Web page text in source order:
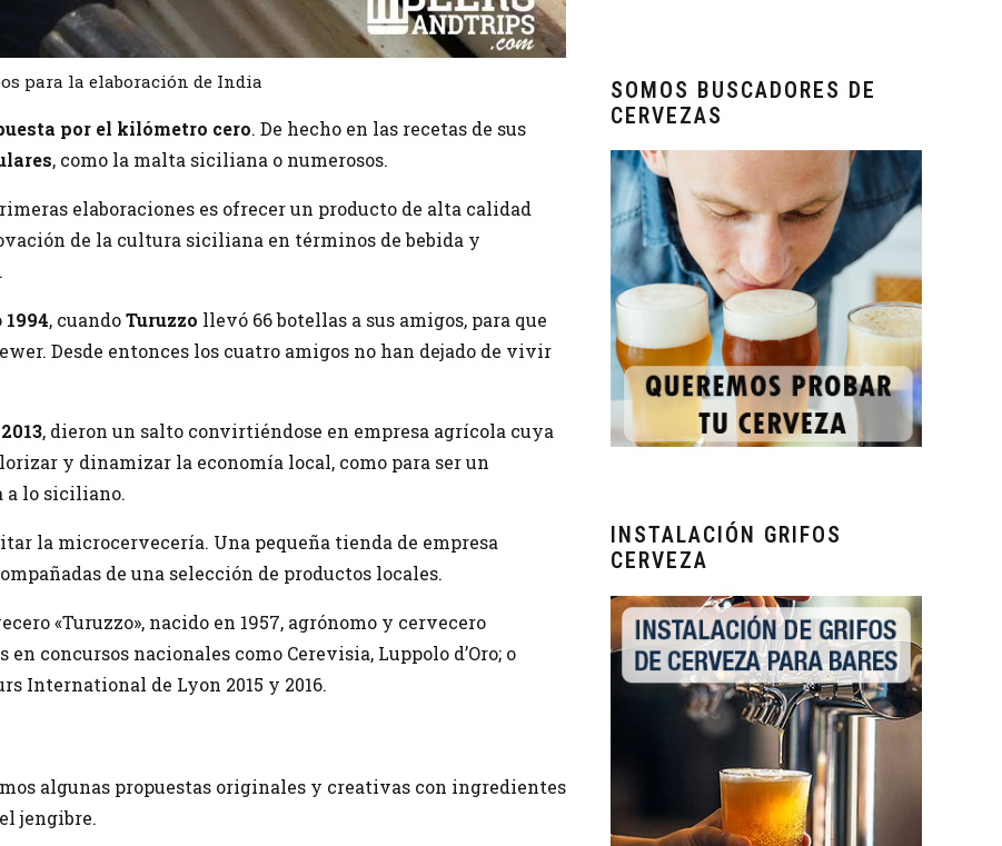
para la elaboración de India
por el kilómetro cero. De hecho en las recetas de sus
, como la malta siciliana o numerosos.
elaboraciones es ofrecer un producto de alta calidad
de la cultura siciliana en términos de bebida y
1994, cuandoTuruzzo llevó 66 botellas a sus amigos, para que
Desde entonces los cuatro amigos no han dejado de vivir
2013, dieron un salto convirtiéndose en empresa agrícola cuya
y dinamizar la economía local, como para ser un
a lo siciliano.
la microcervecería. Una pequeña tienda de empresa
de una selección de productos locales.
«Turuzzo», nacido en 1957, agrónomo y cervecero
concursos nacionales como Cerevisia, Luppolo d’Oro; o
International de Lyon 2015 y 2016.
algunas propuestas originales y creativas con ingredientes
jengibre.
SOMOS BUSCADORES DE
CERVEZAS
INSTALACIÓN GRIFOS
CERVEZA